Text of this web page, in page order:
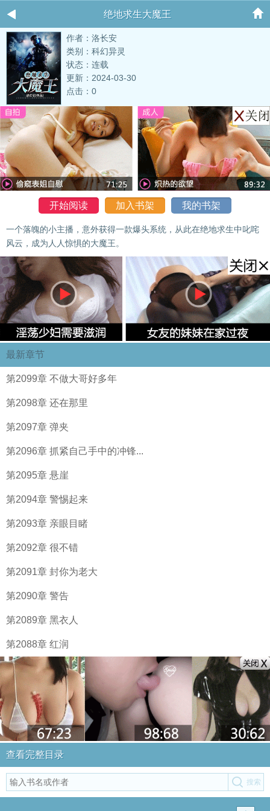
绝地求生大魔王
作者：洛长安
类别：科幻异灵
状态：连载
更新：2024-03-30
点击：0
开始阅读 加入书架 我的书架
一个落魄的小主播，意外获得一款爆头系统，从此在绝地求生中叱咤
风云，成为人人惊惧的大魔王。
最新章节
第2099章 不做大哥好多年
第2098章 还在那里
第2097章 弹夹
第2096章 抓紧自己手中的冲锋...
第2095章 悬崖
第2094章 警惕起来
第2093章 亲眼目睹
第2092章 很不错
第2091章 封你为老大
第2090章 警告
第2089章 黑衣人
第2088章 红润
查看完整目录